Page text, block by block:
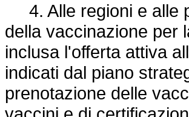
4. Alle regioni e alle
della vaccinazione per
inclusa l'offerta attiva
indicati dal piano
prenotazione delle